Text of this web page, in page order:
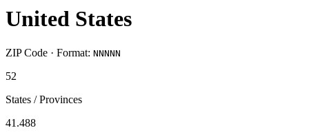
United States
ZIP Code · Format: NNNNN
52
States / Provinces
41.488